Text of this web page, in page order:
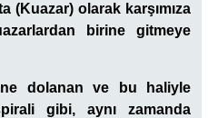
(Kuazar) olarak karşımıza
birine gitmeye
dolanan ve bu haliyle
gibi, aynı zamanda